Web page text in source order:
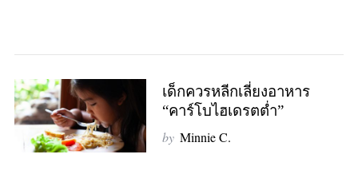
เด็กควรหลีกเลี่ยงอาหาร
“คาร์โบไฮเดรตต่ำ”
by Minnie C.